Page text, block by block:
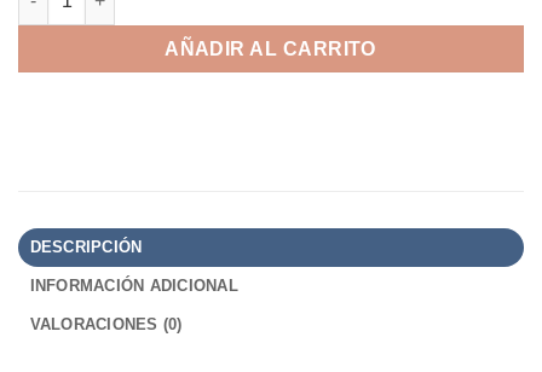
AÑADIR AL CARRITO
DESCRIPCIÓN
INFORMACIÓN ADICIONAL
VALORACIONES (0)